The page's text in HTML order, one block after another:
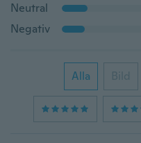
Neutral
Negativ
Alla Bild